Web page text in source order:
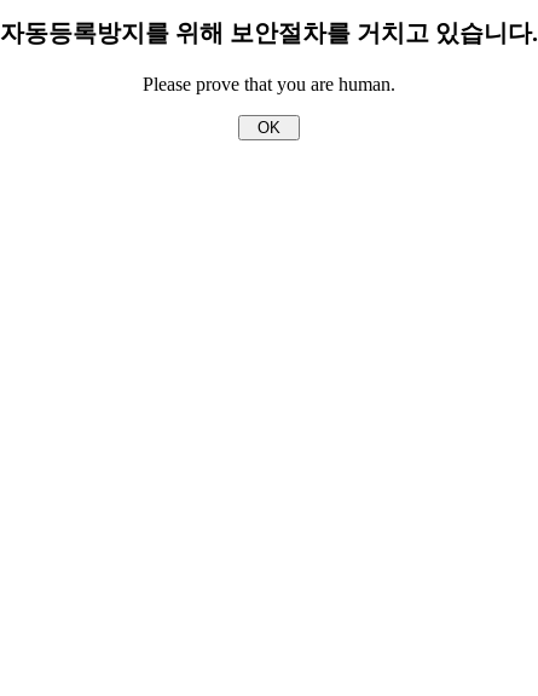
자동등록방지를 위해 보안절차를 거치고 있습니다.
Please prove that you are human.